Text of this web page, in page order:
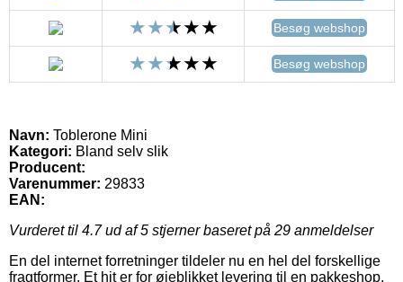
Besøg webshop
Besøg webshop
Navn: Toblerone Mini
Kategori: Bland selv slik
Producent:
Varenummer: 29833
EAN:
Vurderet til 4.7ud af 5 stjerner baseret på 29 anmeldelser
En del internet forretninger tildeler nu en hel del forskellige
fragtformer. Et hit er for øjeblikket levering til en pakkeshop,